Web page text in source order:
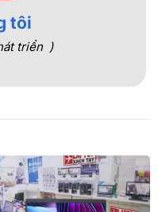
tôi
triển )